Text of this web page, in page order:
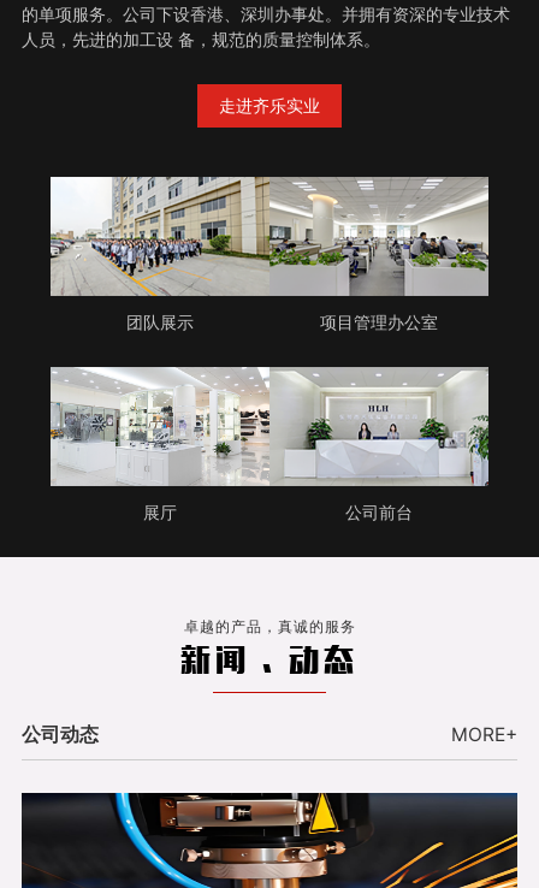
的单项服务。公司下设香港、深圳办事处。并拥有资深的专业技术
人员，先进的加工设 备，规范的质量控制体系。
走进齐乐实业
团队展示 项目管理办公室
展厅 公司前台
卓越的产品，真诚的服务
新闻 . 动态
公司动态 MORE+